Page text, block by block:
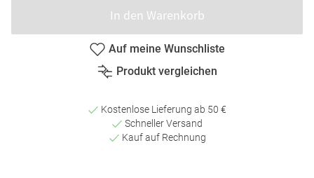
In den Warenkorb
Auf meine Wunschliste
Produkt vergleichen
Kostenlose Lieferung ab 50 €
Schneller Versand
Kauf auf Rechnung